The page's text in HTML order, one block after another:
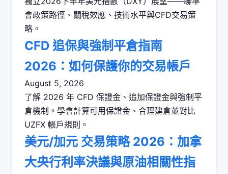
會政策路徑、關稅效應、技術水平與CFD交易策
略。
CFD 追保與強制平倉指南
2026：如何保護你的交易帳戶
August 5, 2026
了解 2026 年 CFD 保證金、追加保證金與強制平
倉機制。學會計算可用保證金、合理建倉並對比
UZFX 帳戶規則。
美元/加元 交易策略 2026：加拿
大央行利率決議與原油相關性指